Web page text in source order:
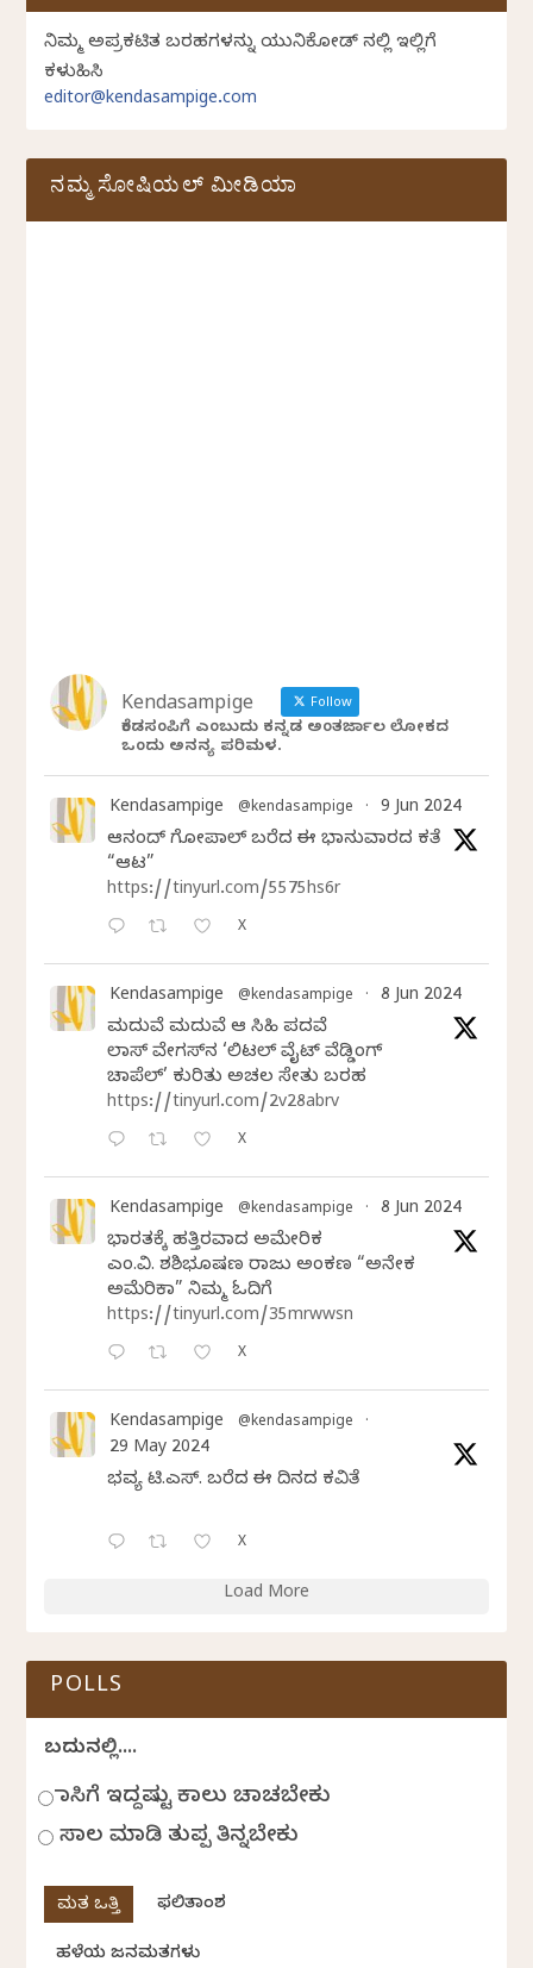
ನಿಮ್ಮ ಅಪ್ರಕಟಿತ ಬರಹಗಳನ್ನು ಯುನಿಕೋಡ್ ನಲ್ಲಿ ಇಲ್ಲಿಗೆ
ಕಳುಹಿಸಿ
editor@kendasampige.com
ನಮ್ಮ ಸೋಷಿಯಲ್‌ ಮೀಡಿಯಾ
Kendasampige Follow
ಕೆಂಡಸಂಪಿಗೆ ಎಂಬುದು ಕನ್ನಡ ಅಂತರ್ಜಾಲ ಲೋಕದ
ಒಂದು ಅನನ್ಯ ಪರಿಮಳ.
Kendasampige @kendasampige · 9 Jun 2024
ಆನಂದ್‌ ಗೋಪಾಲ್‌ ಬರೆದ ಈ ಭಾನುವಾರದ ಕತೆ
“ಆಟ”
https://tinyurl.com/5575hs6r
X
Kendasampige @kendasampige · 8 Jun 2024
ಮದುವೆ ಮದುವೆ ಆ ಸಿಹಿ ಪದವೆ
ಲಾಸ್‌ ವೇಗಸ್‌ನ ‘ಲಿಟಲ್ ವೈಟ್ ವೆಡ್ಡಿಂಗ್
ಚಾಪೆಲ್’ ಕುರಿತು ಅಚಲ ಸೇತು ಬರಹ
https://tinyurl.com/2v28abrv
X
Kendasampige @kendasampige · 8 Jun 2024
ಭಾರತಕ್ಕೆ ಹತ್ತಿರವಾದ ಅಮೇರಿಕ
ಎಂ.ವಿ. ಶಶಿಭೂಷಣ ರಾಜು ಅಂಕಣ “ಅನೇಕ
ಅಮೆರಿಕಾ” ನಿಮ್ಮ ಓದಿಗೆ
https://tinyurl.com/35mrwwsn
X
Kendasampige @kendasampige ·
29 May 2024
ಭವ್ಯ ಟಿ.ಎಸ್. ಬರೆದ ಈ ದಿನದ ಕವಿತೆ
X
Load More
POLLS
ಬದುಕಿನಲ್ಲಿ....
ಹಾಸಿಗೆ ಇದ್ದಷ್ಟು ಕಾಲು ಚಾಚಬೇಕು
ಸಾಲ ಮಾಡಿ ತುಪ್ಪ ತಿನ್ನಬೇಕು
ಫಲಿತಾಂಶ
ಹಳೆಯ ಜನಮತಗಳು